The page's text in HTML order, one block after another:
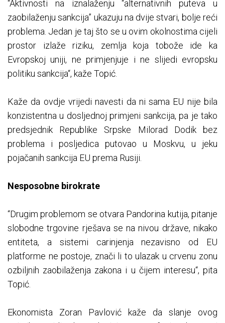
“Aktivnosti na iznalaženju “alternativnih puteva u
zaobilaženju sankcija” ukazuju na dvije stvari, bolje reći
problema. Jedan je taj što se u ovim okolnostima cijeli
prostor izlaže riziku, zemlja koja tobože ide ka
Evropskoj uniji, ne primjenjuje i ne slijedi evropsku
politiku sankcija“, kaže Topić.
Kaže da ovdje vrijedi navesti da ni sama EU nije bila
konzistentna u dosljednoj primjeni sankcija, pa je tako
predsjednik Republike Srpske Milorad Dodik bez
problema i posljedica putovao u Moskvu, u jeku
pojačanih sankcija EU prema Rusiji.
Nesposobne birokrate
“Drugim problemom se otvara Pandorina kutija, pitanje
slobodne trgovine rješava se na nivou države, nikako
entiteta, a sistemi carinjenja nezavisno od EU
platforme ne postoje, znači li to ulazak u crvenu zonu
ozbiljnih zaobilaženja zakona i u čijem interesu“, pita
Topić.
Ekonomista Zoran Pavlović kaže da slanje ovog